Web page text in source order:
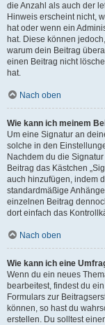
die Anzahl als auch der
Hinweis erscheint nicht,
hat oder wenn ein
hat. Diese können
warum dein Beitrag
einen Beitrag nicht
hat.
Nach oben
Wie kann ich meinem
Um eine Signatur an
solche in den
Nachdem du die
Beitrag das Kästchen
auch hinzufügen, indem
standardmäßige
einzelnen Beitrag
dort einfach das
Nach oben
Wie kann ich eine
Wenn du ein neues
bearbeitest, findest du
Formulars zur
können, so hast du
erstellen. Du solltest